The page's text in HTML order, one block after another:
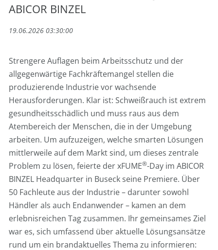
ABICOR BINZEL
19.06.2026 03:30:00
Strengere Auflagen beim Arbeitsschutz und der
allgegenwärtige Fachkräftemangel stellen die
produzierende Industrie vor wachsende
Herausforderungen. Klar ist: Schweißrauch ist extrem
gesundheitsschädlich und muss raus aus dem
Atembereich der Menschen, die in der Umgebung
arbeiten. Um aufzuzeigen, welche smarten Lösungen
mittlerweile auf dem Markt sind, um dieses zentrale
Problem zu lösen, feierte der xFUME®-Day im ABICOR
BINZEL Headquarter in Buseck seine Premiere. Über
50 Fachleute aus der Industrie – darunter sowohl
Händler als auch Endanwender – kamen an dem
erlebnisreichen Tag zusammen. Ihr gemeinsames Ziel
war es, sich umfassend über aktuelle Lösungsansätze
rund um ein brandaktuelles Thema zu informieren: